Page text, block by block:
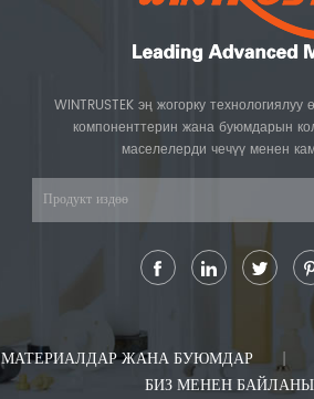
WINTRUSTEK эң жогорку технологиялуу
компоненттерин жана буюмдарын
маселелерди чечүү менен
МАТЕРИАЛДАР ЖАНА БУЮМДАР
БИЗ МЕНЕН